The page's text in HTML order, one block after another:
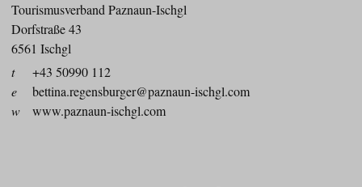
Tourismusverband Paznaun-Ischgl
Dorfstraße 43
6561 Ischgl
t
+43 50990 112
e
bettina.regensburger@paznaun-ischgl.com
w
www.paznaun-ischgl.com